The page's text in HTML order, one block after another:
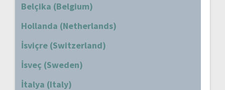
Belçika (Belgium)
Hollanda (Netherlands)
İsviçre (Switzerland)
İsveç (Sweden)
İtalya (Italy)